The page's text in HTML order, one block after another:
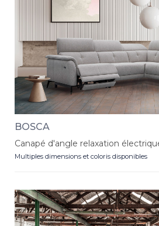
BOSCA
Canapé d'angle relaxation
Multiples dimensions et coloris disponibles